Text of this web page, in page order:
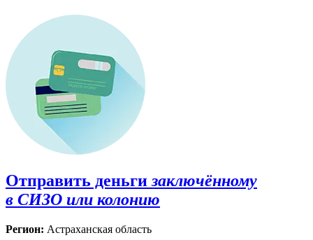
Отправить деньги заключённому
в СИЗО или колонию
Регион: Астраханская область